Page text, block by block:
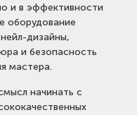
и в эффективности
оборудование
дизайны,
и безопасность
мастера.
начинать с